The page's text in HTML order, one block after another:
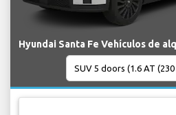
Hyundai Santa Fe Vehículos de